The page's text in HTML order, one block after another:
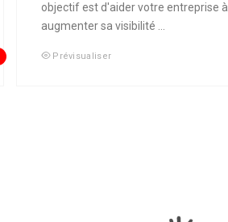
objectif est d'aider votre entreprise à
augmenter sa visibilité ...
Prévisualiser